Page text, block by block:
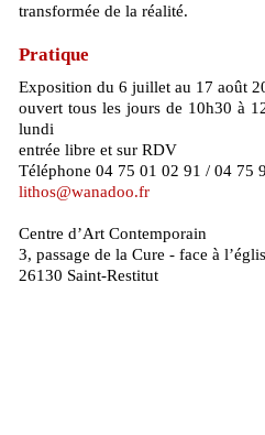
transformée de la réalité.
Pratique
Exposition du 6 juillet au 17 août
ouvert tous les jours de 10h30 à
lundi
entrée libre et sur RDV
Téléphone 04 75 01 02 91 / 04 75
lithos@wanadoo.fr
Centre d’Art Contemporain
3, passage de la Cure - face à
26130 Saint-Restitut